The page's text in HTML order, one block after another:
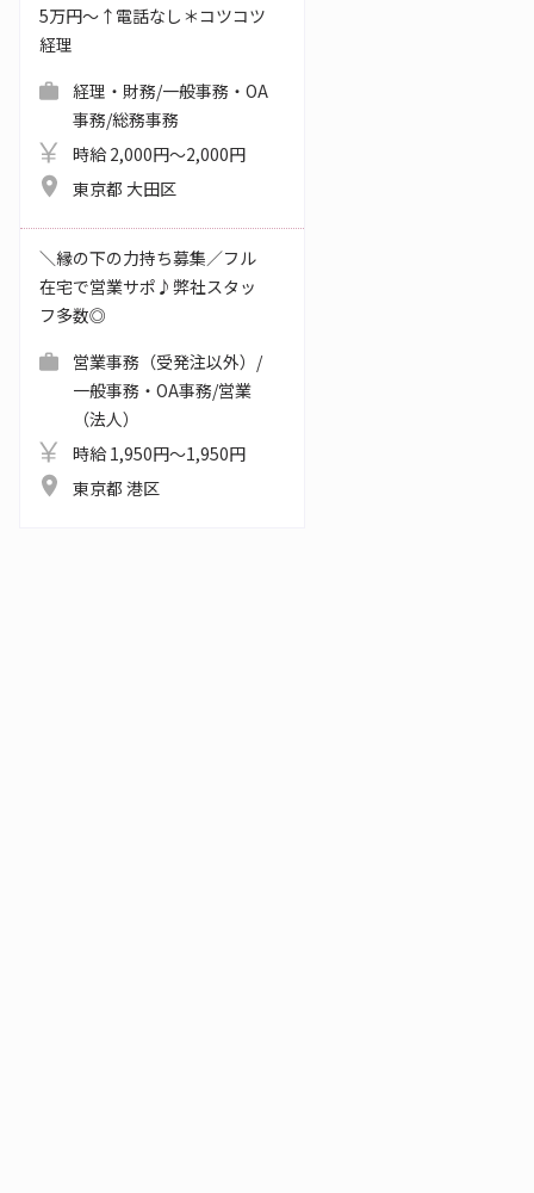
5万円～↑電話なし＊コツコツ
経理
経理・財務/一般事務・OA
事務/総務事務
時給 2,000円～2,000円
東京都 大田区
＼縁の下の力持ち募集／フル
在宅で営業サポ♪弊社スタッ
フ多数◎
営業事務（受発注以外）/
一般事務・OA事務/営業
（法人）
時給 1,950円～1,950円
東京都 港区